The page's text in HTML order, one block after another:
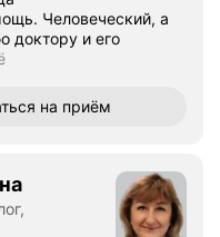
Человеческий, а
доктору и его
на приём